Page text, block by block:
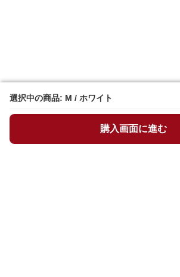
選択中の商品: M / ホワイト
購入画面に進む
選択中の商品: M / ホワイト
購入画面に進む